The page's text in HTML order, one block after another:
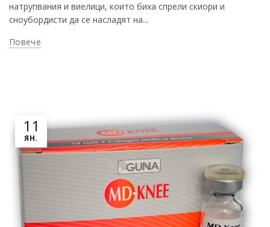
натрупвания и виелици, които биха спрели скиори и
сноубордисти да се насладят на...
Повече
11
ЯН.